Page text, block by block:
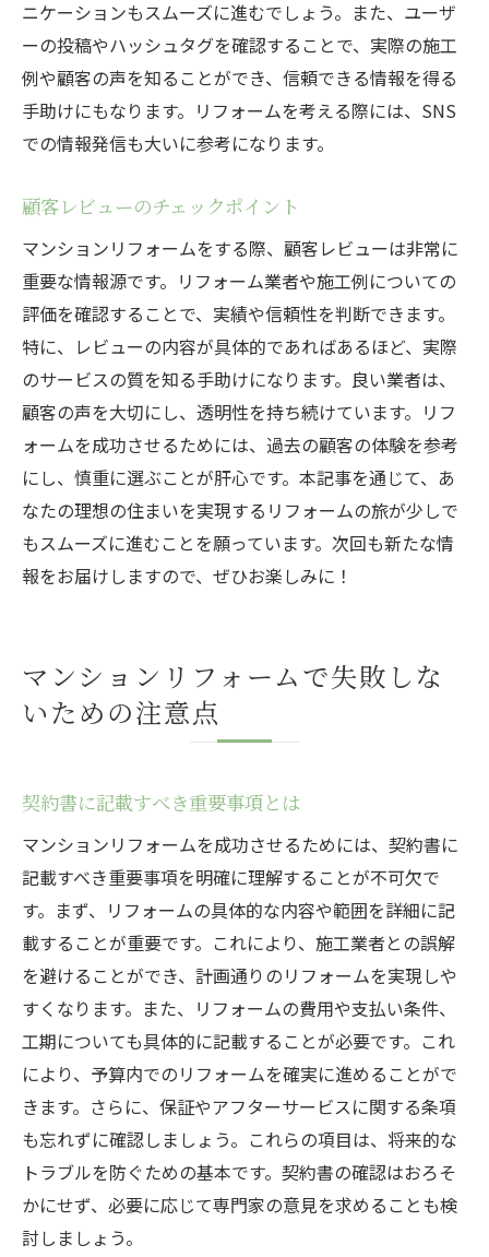
ニケーションもスムーズに進むでしょう。また、ユーザ
ーの投稿やハッシュタグを確認することで、実際の施工
例や顧客の声を知ることができ、信頼できる情報を得る
手助けにもなります。リフォームを考える際には、SNS
での情報発信も大いに参考になります。
顧客レビューのチェックポイント
マンションリフォームをする際、顧客レビューは非常に
重要な情報源です。リフォーム業者や施工例についての
評価を確認することで、実績や信頼性を判断できます。
特に、レビューの内容が具体的であればあるほど、実際
のサービスの質を知る手助けになります。良い業者は、
顧客の声を大切にし、透明性を持ち続けています。リフ
ォームを成功させるためには、過去の顧客の体験を参考
にし、慎重に選ぶことが肝心です。本記事を通じて、あ
なたの理想の住まいを実現するリフォームの旅が少しで
もスムーズに進むことを願っています。次回も新たな情
報をお届けしますので、ぜひお楽しみに！
マンションリフォームで失敗しな
いための注意点
契約書に記載すべき重要事項とは
マンションリフォームを成功させるためには、契約書に
記載すべき重要事項を明確に理解することが不可欠で
す。まず、リフォームの具体的な内容や範囲を詳細に記
載することが重要です。これにより、施工業者との誤解
を避けることができ、計画通りのリフォームを実現しや
すくなります。また、リフォームの費用や支払い条件、
工期についても具体的に記載することが必要です。これ
により、予算内でのリフォームを確実に進めることがで
きます。さらに、保証やアフターサービスに関する条項
も忘れずに確認しましょう。これらの項目は、将来的な
トラブルを防ぐための基本です。契約書の確認はおろそ
かにせず、必要に応じて専門家の意見を求めることも検
討しましょう。